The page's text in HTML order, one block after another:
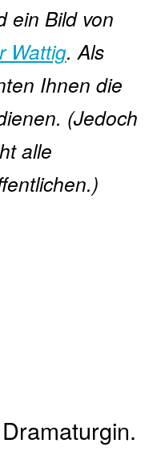
ein Bild von
Wattig. Als
Ihnen die
(Jedoch
alle